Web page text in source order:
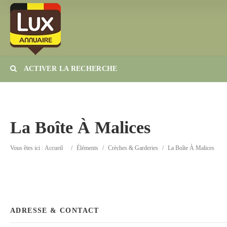
ACTIVER LA RECHERCHE
Catégorie
La Boîte À Malices
Vous êtes ici : Accueil / Éléments / Crèches & Garderies / La Boîte À Malices
ADRESSE & CONTACT